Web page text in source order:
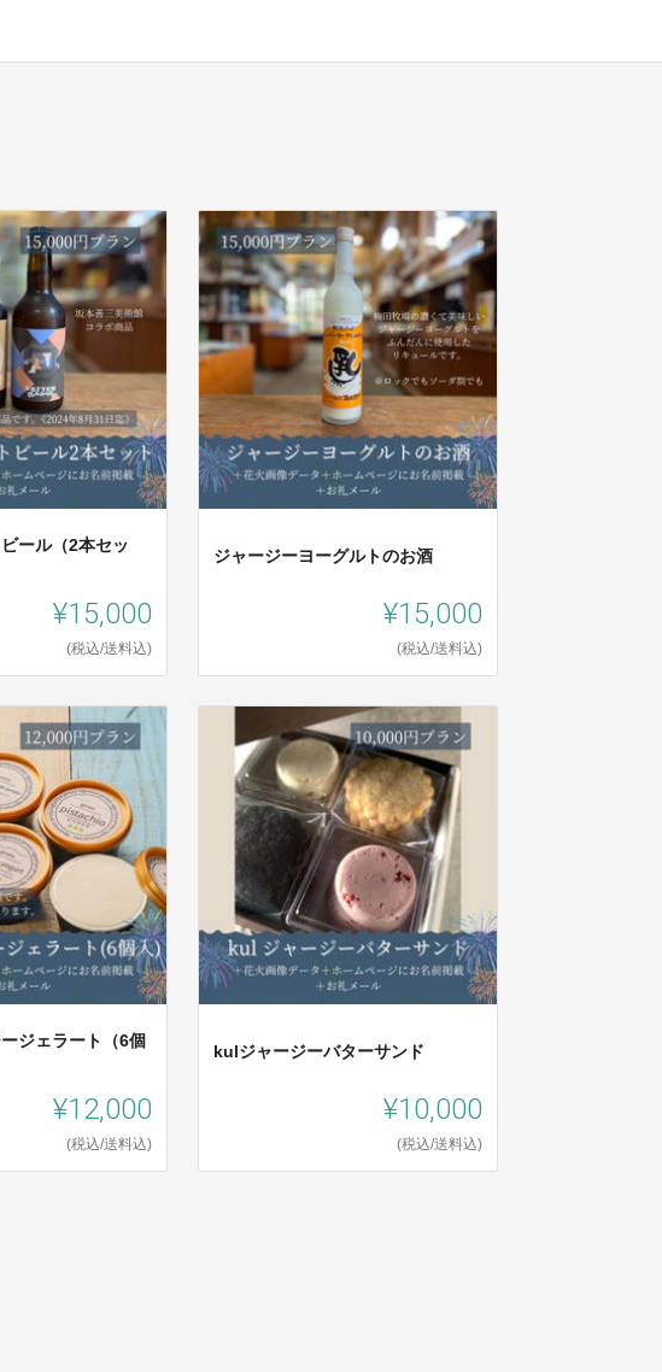
ール（2本セッ
¥15,000
(税込/送料込)
ジャージーヨーグルトのお酒
¥15,000
(税込/送料込)
ジェラート（6個
¥12,000
(税込/送料込)
kulジャージーバターサンド
¥10,000
(税込/送料込)